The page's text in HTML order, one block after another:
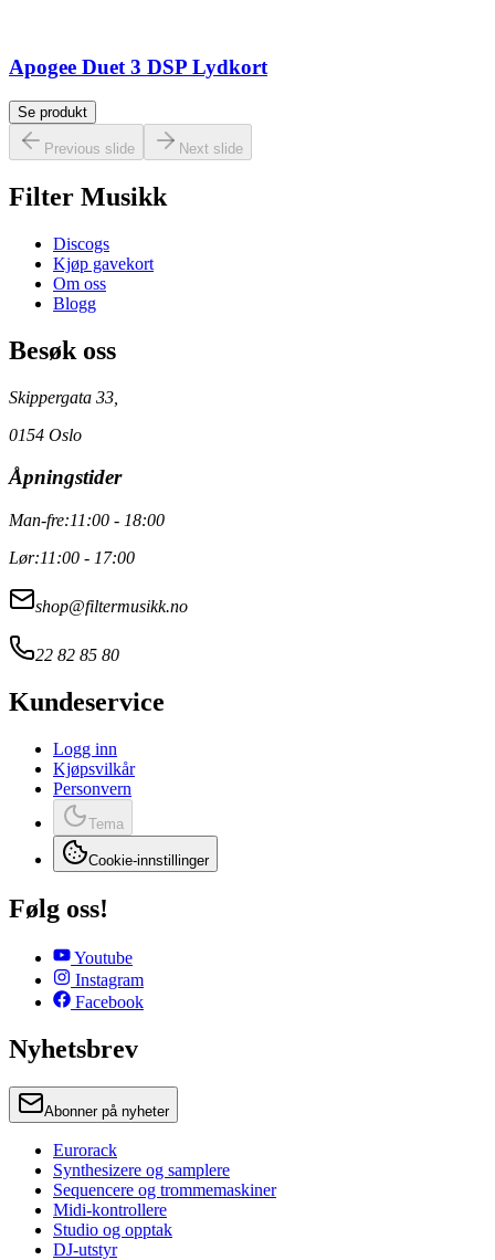
Apogee Duet 3 DSP Lydkort
Se produkt
Previous slide Next slide
Filter Musikk
Discogs
Kjøp gavekort
Om oss
Blogg
Besøk oss
Skippergata 33,
0154 Oslo
Åpningstider
Man-fre:11:00 - 18:00
Lør:11:00 - 17:00
shop@filtermusikk.no
22 82 85 80
Kundeservice
Logg inn
Kjøpsvilkår
Personvern
Tema
Cookie-innstillinger
Følg oss!
Youtube
Instagram
Facebook
Nyhetsbrev
Abonner på nyheter
Eurorack
Synthesizere og samplere
Sequencere og trommemaskiner
Midi-kontrollere
Studio og opptak
DJ-utstyr